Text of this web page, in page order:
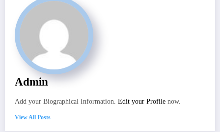
Admin
Add your Biographical Information. Edit your Profile now.
View All Posts